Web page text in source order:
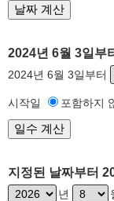
2024년 6월 3일부
2024년 6월 3일부터
시작일 포함하지
지정된 날짜부터
년